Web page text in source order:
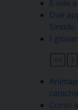
E vide
Due
Sinodo
I
<<
1
Corso